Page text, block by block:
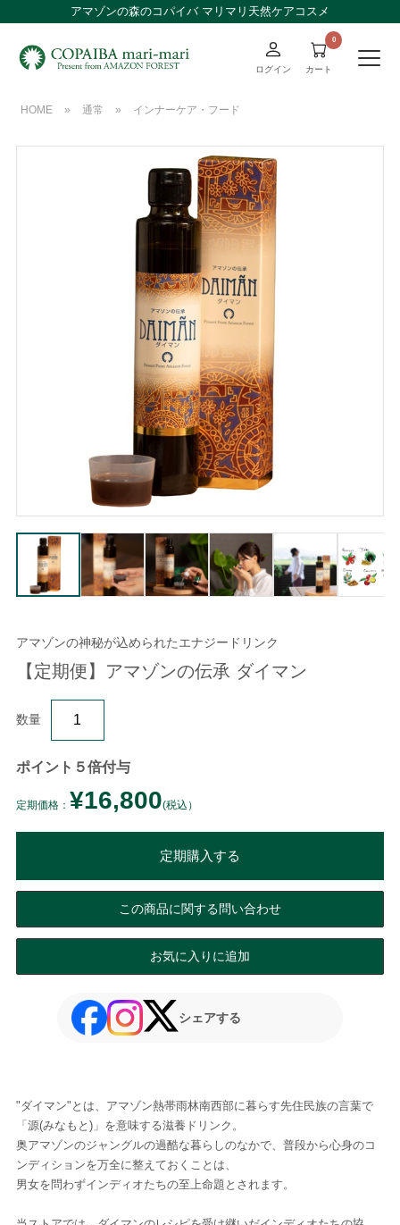
アマゾンの森のコパイバ マリマリ天然ケアコスメ
ログイン カート
HOME » 通常 » インナーケア・フード
アマゾンの神秘が込められたエナジードリンク
【定期便】アマゾンの伝承 ダイマン
数量
ポイント５倍付与
定期価格： ¥16,800(税込）
定期購入する
この商品に関する問い合わせ
お気に入りに追加
シェアする
"ダイマン"とは、アマゾン熱帯雨林南西部に暮らす先住民族の言葉で
「源(みなもと)」を意味する滋養ドリンク。
奥アマゾンのジャングルの過酷な暮らしのなかで、普段から心身のコ
ンディションを万全に整えておくことは、
男女を問わずインディオたちの至上命題とされます。